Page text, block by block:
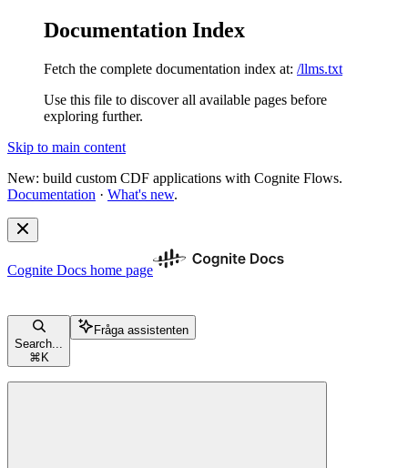
Documentation Index
Fetch the complete documentation index at: /llms.txt
Use this file to discover all available pages before
exploring further.
Skip to main content
New: build custom CDF applications with Cognite Flows.
Documentation · What's new.
Cognite Docs home page
Search...
⌘ K
Fråga assistenten